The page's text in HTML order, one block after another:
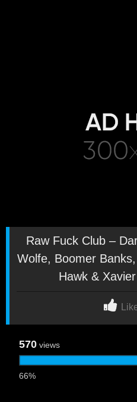
Raw Fuck Club –
Wolfe, Boomer
Hawk &
570 views
66%